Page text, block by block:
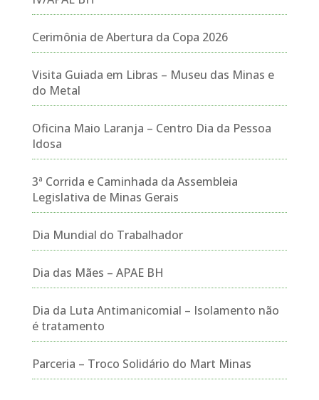
Cerimônia de Abertura da Copa 2026
Visita Guiada em Libras – Museu das Minas e
do Metal
Oficina Maio Laranja – Centro Dia da Pessoa
Idosa
3ª Corrida e Caminhada da Assembleia
Legislativa de Minas Gerais
Dia Mundial do Trabalhador
Dia das Mães – APAE BH
Dia da Luta Antimanicomial – Isolamento não
é tratamento
Parceria – Troco Solidário do Mart Minas